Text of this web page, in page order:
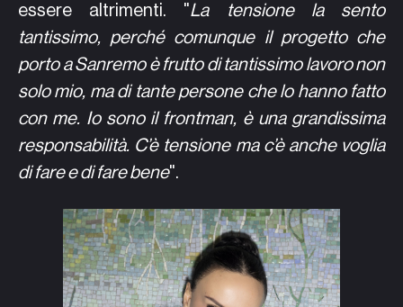
essere altrimenti. "La tensione la sento
tantissimo, perché comunque il progetto che
porto a Sanremo è frutto di tantissimo lavoro non
solo mio, ma di tante persone che lo hanno fatto
con me. Io sono il frontman, è una grandissima
responsabilità. C’è tensione ma c’è anche voglia
di fare e di fare bene".